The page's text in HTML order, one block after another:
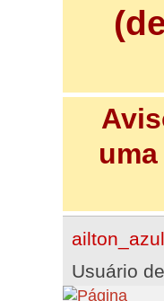
ailton_azul
Usuário